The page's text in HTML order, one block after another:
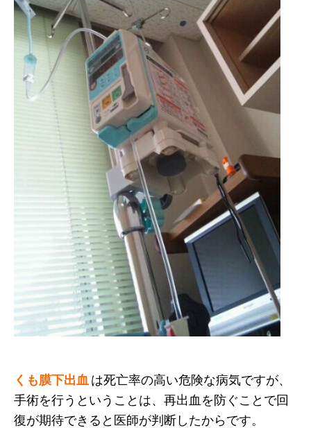
くも膜下出血は死亡率の高い危険な病気ですが、
手術を行うということは、再出血を防ぐことで回
復が期待できると医師が判断したからです。